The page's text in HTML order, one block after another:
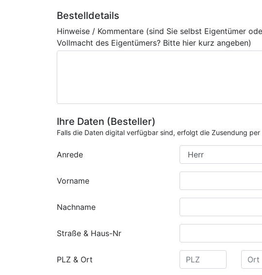
Bestelldetails
Hinweise / Kommentare (sind Sie selbst Eigentümer
Vollmacht des Eigentümers? Bitte hier kurz angeben)
Ihre Daten (Besteller)
Falls die Daten digital verfügbar sind, erfolgt die Zusendung
Anrede
Vorname
Nachname
Straße & Haus-Nr
PLZ & Ort